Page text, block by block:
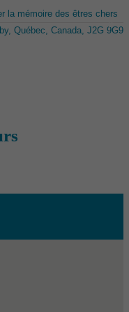
la mémoire des êtres chers
Québec, Canada, J2G 9G9